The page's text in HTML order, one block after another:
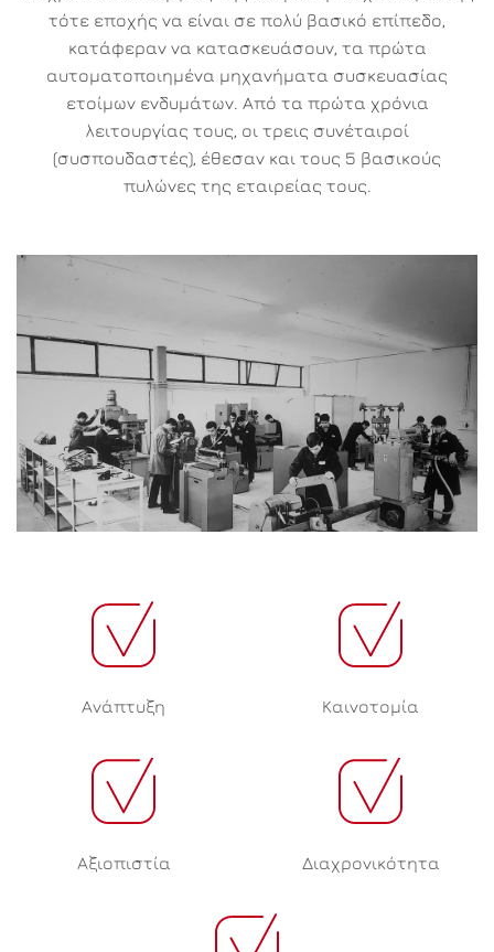
τότε εποχής να είναι σε πολύ βασικό επίπεδο,
κατάφεραν να κατασκευάσουν, τα πρώτα
αυτοματοποιημένα μηχανήματα συσκευασίας
ετοίμων ενδυμάτων. Από τα πρώτα χρόνια
λειτουργίας τους, οι τρεις συνέταιροί
(συσπουδαστές), έθεσαν και τους 5 βασικούς
πυλώνες της εταιρείας τους.
Ανάπτυξη Καινοτομία
Αξιοπιστία Διαχρονικότητα